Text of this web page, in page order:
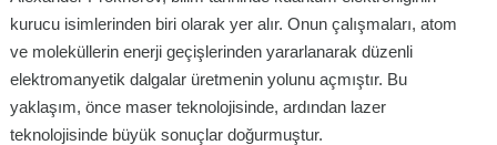
kurucu isimlerinden biri olarak yer alır. Onun çalışmaları, atom
ve moleküllerin enerji geçişlerinden yararlanarak düzenli
elektromanyetik dalgalar üretmenin yolunu açmıştır. Bu
yaklaşım, önce maser teknolojisinde, ardından lazer
teknolojisinde büyük sonuçlar doğurmuştur.